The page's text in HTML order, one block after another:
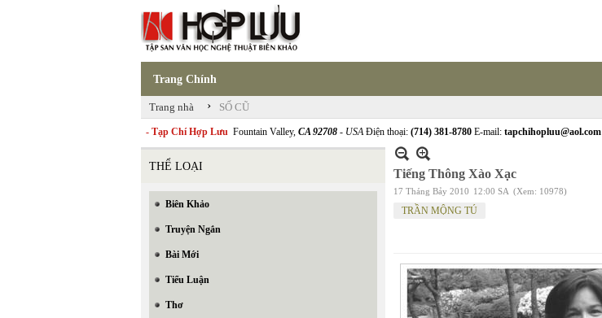
Trang Chính
Trang nhà › SỐ CŨ
- Tạp Chí Hợp Lưu Fountain Valley, CA 92708 - USAĐiện thoại: (714) 381-8780 E-mail: tapchihopluu@aol.com
THỂ LOẠI
Biên Khảo
Truyện Ngắn
Bài Mới
Tiểu Luận
Thơ
Tiếng Thông Xào Xạc
17 Tháng Bảy 2010 12:00 SA (Xem: 10978)
TRẦN MỘNG TÚ